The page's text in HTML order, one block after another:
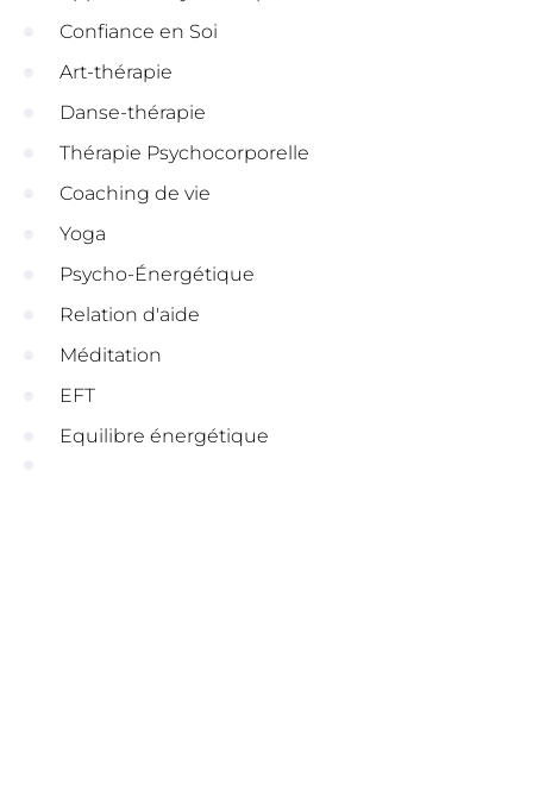
Confiance en Soi
Art-thérapie
Danse-thérapie
Thérapie Psychocorporelle
Coaching de vie
Yoga
Psycho-Énergétique
Relation d'aide
Méditation
EFT
Equilibre énergétique